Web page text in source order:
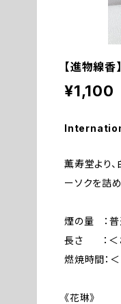
【進物線
¥1,100
薫寿堂より
ーソクを詰
煙の量 ：普
長さ ：＜
燃焼時間：
《花琳》